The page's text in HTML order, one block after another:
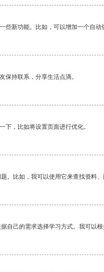
些新功能。比如，可以增加一个自
保持联系，分享生活点滴。
下，比如将设置页面进行优化。
。比如，我可以使用它来查找资料、
自己的需求选择学习方式。我可以根